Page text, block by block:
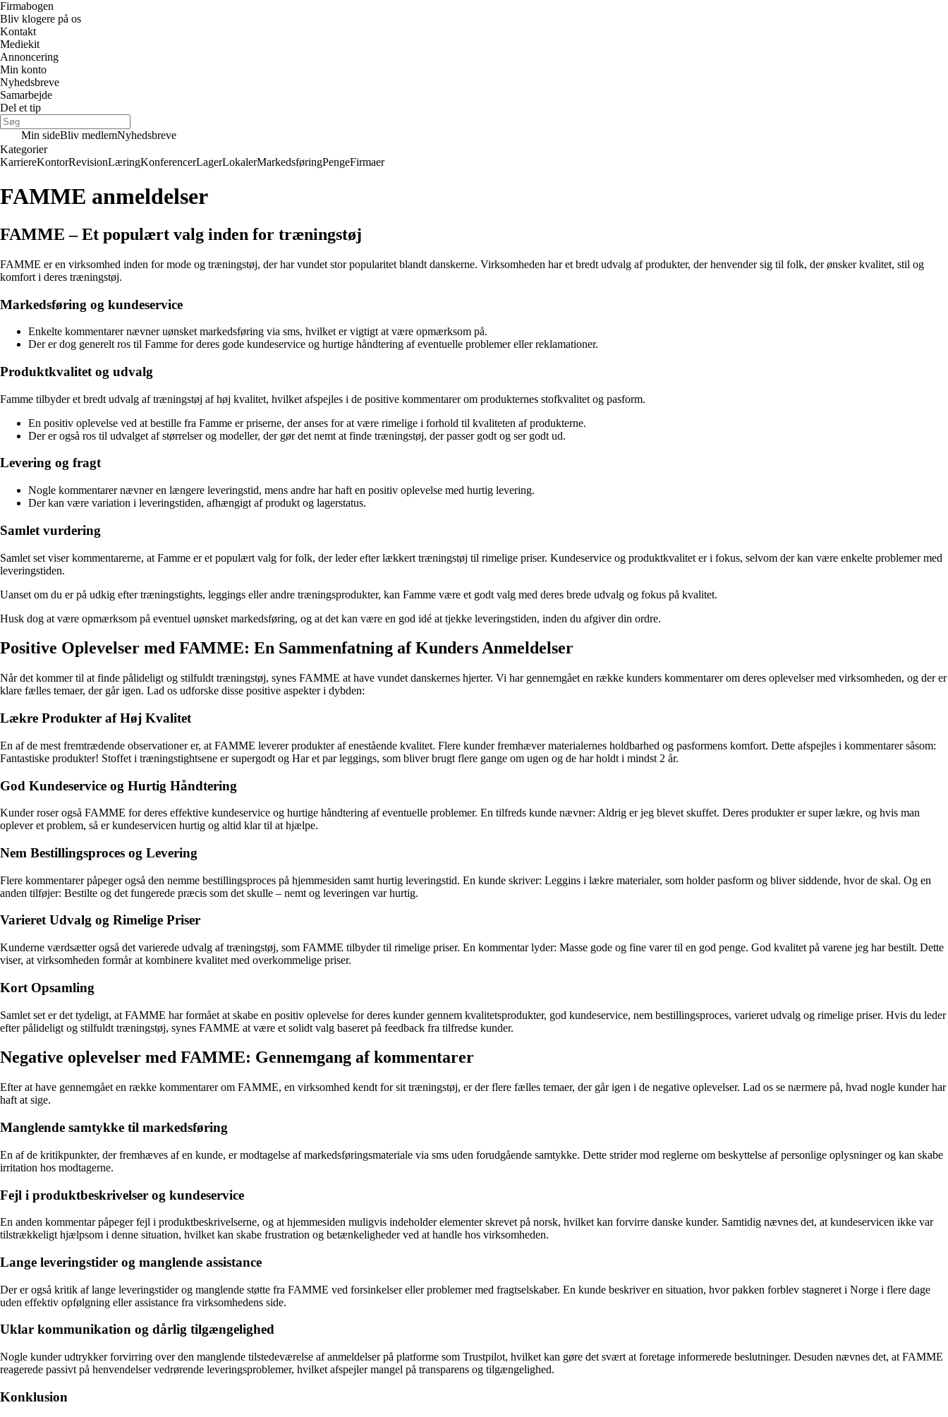
Firmabogen
Bliv klogere på os
Kontakt
Mediekit
Annoncering
Min konto
Nyhedsbreve
Samarbejde
Del et tip
Min sideBliv medlemNyhedsbreve
Kategorier
KarriereKontorRevisionLæringKonferencerLagerLokalerMarkedsføringPengeFirmaer
FAMME anmeldelser
FAMME – Et populært valg inden for træningstøj
FAMME er en virksomhed inden for mode og træningstøj, der har vundet stor popularitet blandt danskerne. Virksomheden har et bredt udvalg af produkter, der henvender sig til folk, der ønsker kvalitet, stil og
komfort i deres træningstøj.
Markedsføring og kundeservice
Enkelte kommentarer nævner uønsket markedsføring via sms, hvilket er vigtigt at være opmærksom på.
Der er dog generelt ros til Famme for deres gode kundeservice og hurtige håndtering af eventuelle problemer eller reklamationer.
Produktkvalitet og udvalg
Famme tilbyder et bredt udvalg af træningstøj af høj kvalitet, hvilket afspejles i de positive kommentarer om produkternes stofkvalitet og pasform.
En positiv oplevelse ved at bestille fra Famme er priserne, der anses for at være rimelige i forhold til kvaliteten af produkterne.
Der er også ros til udvalget af størrelser og modeller, der gør det nemt at finde træningstøj, der passer godt og ser godt ud.
Levering og fragt
Nogle kommentarer nævner en længere leveringstid, mens andre har haft en positiv oplevelse med hurtig levering.
Der kan være variation i leveringstiden, afhængigt af produkt og lagerstatus.
Samlet vurdering
Samlet set viser kommentarerne, at Famme er et populært valg for folk, der leder efter lækkert træningstøj til rimelige priser. Kundeservice og produktkvalitet er i fokus, selvom der kan være enkelte problemer med
leveringstiden.
Uanset om du er på udkig efter træningstights, leggings eller andre træningsprodukter, kan Famme være et godt valg med deres brede udvalg og fokus på kvalitet.
Husk dog at være opmærksom på eventuel uønsket markedsføring, og at det kan være en god idé at tjekke leveringstiden, inden du afgiver din ordre.
Positive Oplevelser med FAMME: En Sammenfatning af Kunders Anmeldelser
Når det kommer til at finde pålideligt og stilfuldt træningstøj, synes FAMME at have vundet danskernes hjerter. Vi har gennemgået en række kunders kommentarer om deres oplevelser med virksomheden, og der er
klare fælles temaer, der går igen. Lad os udforske disse positive aspekter i dybden:
Lækre Produkter af Høj Kvalitet
En af de mest fremtrædende observationer er, at FAMME leverer produkter af enestående kvalitet. Flere kunder fremhæver materialernes holdbarhed og pasformens komfort. Dette afspejles i kommentarer såsom:
Fantastiske produkter! Stoffet i træningstightsene er supergodt og Har et par leggings, som bliver brugt flere gange om ugen og de har holdt i mindst 2 år.
God Kundeservice og Hurtig Håndtering
Kunder roser også FAMME for deres effektive kundeservice og hurtige håndtering af eventuelle problemer. En tilfreds kunde nævner: Aldrig er jeg blevet skuffet. Deres produkter er super lækre, og hvis man
oplever et problem, så er kundeservicen hurtig og altid klar til at hjælpe.
Nem Bestillingsproces og Levering
Flere kommentarer påpeger også den nemme bestillingsproces på hjemmesiden samt hurtig leveringstid. En kunde skriver: Leggins i lækre materialer, som holder pasform og bliver siddende, hvor de skal. Og en
anden tilføjer: Bestilte og det fungerede præcis som det skulle – nemt og leveringen var hurtig.
Varieret Udvalg og Rimelige Priser
Kunderne værdsætter også det varierede udvalg af træningstøj, som FAMME tilbyder til rimelige priser. En kommentar lyder: Masse gode og fine varer til en god penge. God kvalitet på varene jeg har bestilt. Dette
viser, at virksomheden formår at kombinere kvalitet med overkommelige priser.
Kort Opsamling
Samlet set er det tydeligt, at FAMME har formået at skabe en positiv oplevelse for deres kunder gennem kvalitetsprodukter, god kundeservice, nem bestillingsproces, varieret udvalg og rimelige priser. Hvis du leder
efter pålideligt og stilfuldt træningstøj, synes FAMME at være et solidt valg baseret på feedback fra tilfredse kunder.
Negative oplevelser med FAMME: Gennemgang af kommentarer
Efter at have gennemgået en række kommentarer om FAMME, en virksomhed kendt for sit træningstøj, er der flere fælles temaer, der går igen i de negative oplevelser. Lad os se nærmere på, hvad nogle kunder har
haft at sige.
Manglende samtykke til markedsføring
En af de kritikpunkter, der fremhæves af en kunde, er modtagelse af markedsføringsmateriale via sms uden forudgående samtykke. Dette strider mod reglerne om beskyttelse af personlige oplysninger og kan skabe
irritation hos modtagerne.
Fejl i produktbeskrivelser og kundeservice
En anden kommentar påpeger fejl i produktbeskrivelserne, og at hjemmesiden muligvis indeholder elementer skrevet på norsk, hvilket kan forvirre danske kunder. Samtidig nævnes det, at kundeservicen ikke var
tilstrækkeligt hjælpsom i denne situation, hvilket kan skabe frustration og betænkeligheder ved at handle hos virksomheden.
Lange leveringstider og manglende assistance
Der er også kritik af lange leveringstider og manglende støtte fra FAMME ved forsinkelser eller problemer med fragtselskaber. En kunde beskriver en situation, hvor pakken forblev stagneret i Norge i flere dage
uden effektiv opfølgning eller assistance fra virksomhedens side.
Uklar kommunikation og dårlig tilgængelighed
Nogle kunder udtrykker forvirring over den manglende tilstedeværelse af anmeldelser på platforme som Trustpilot, hvilket kan gøre det svært at foretage informerede beslutninger. Desuden nævnes det, at FAMME
reagerede passivt på henvendelser vedrørende leveringsproblemer, hvilket afspejler mangel på transparens og tilgængelighed.
Konklusion